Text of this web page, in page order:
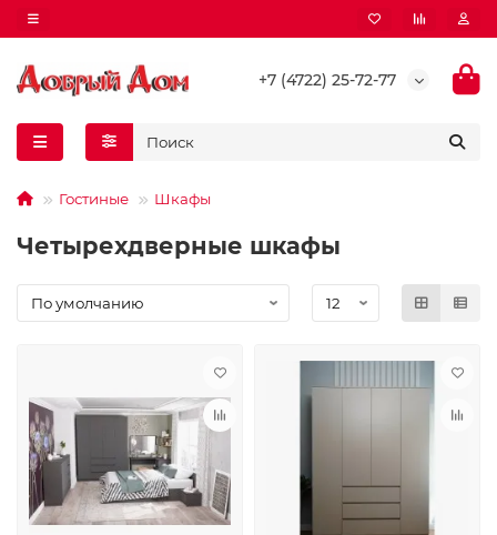
+7 (4722) 25-72-77
Гостиные Шкафы
Четырехдверные шкафы